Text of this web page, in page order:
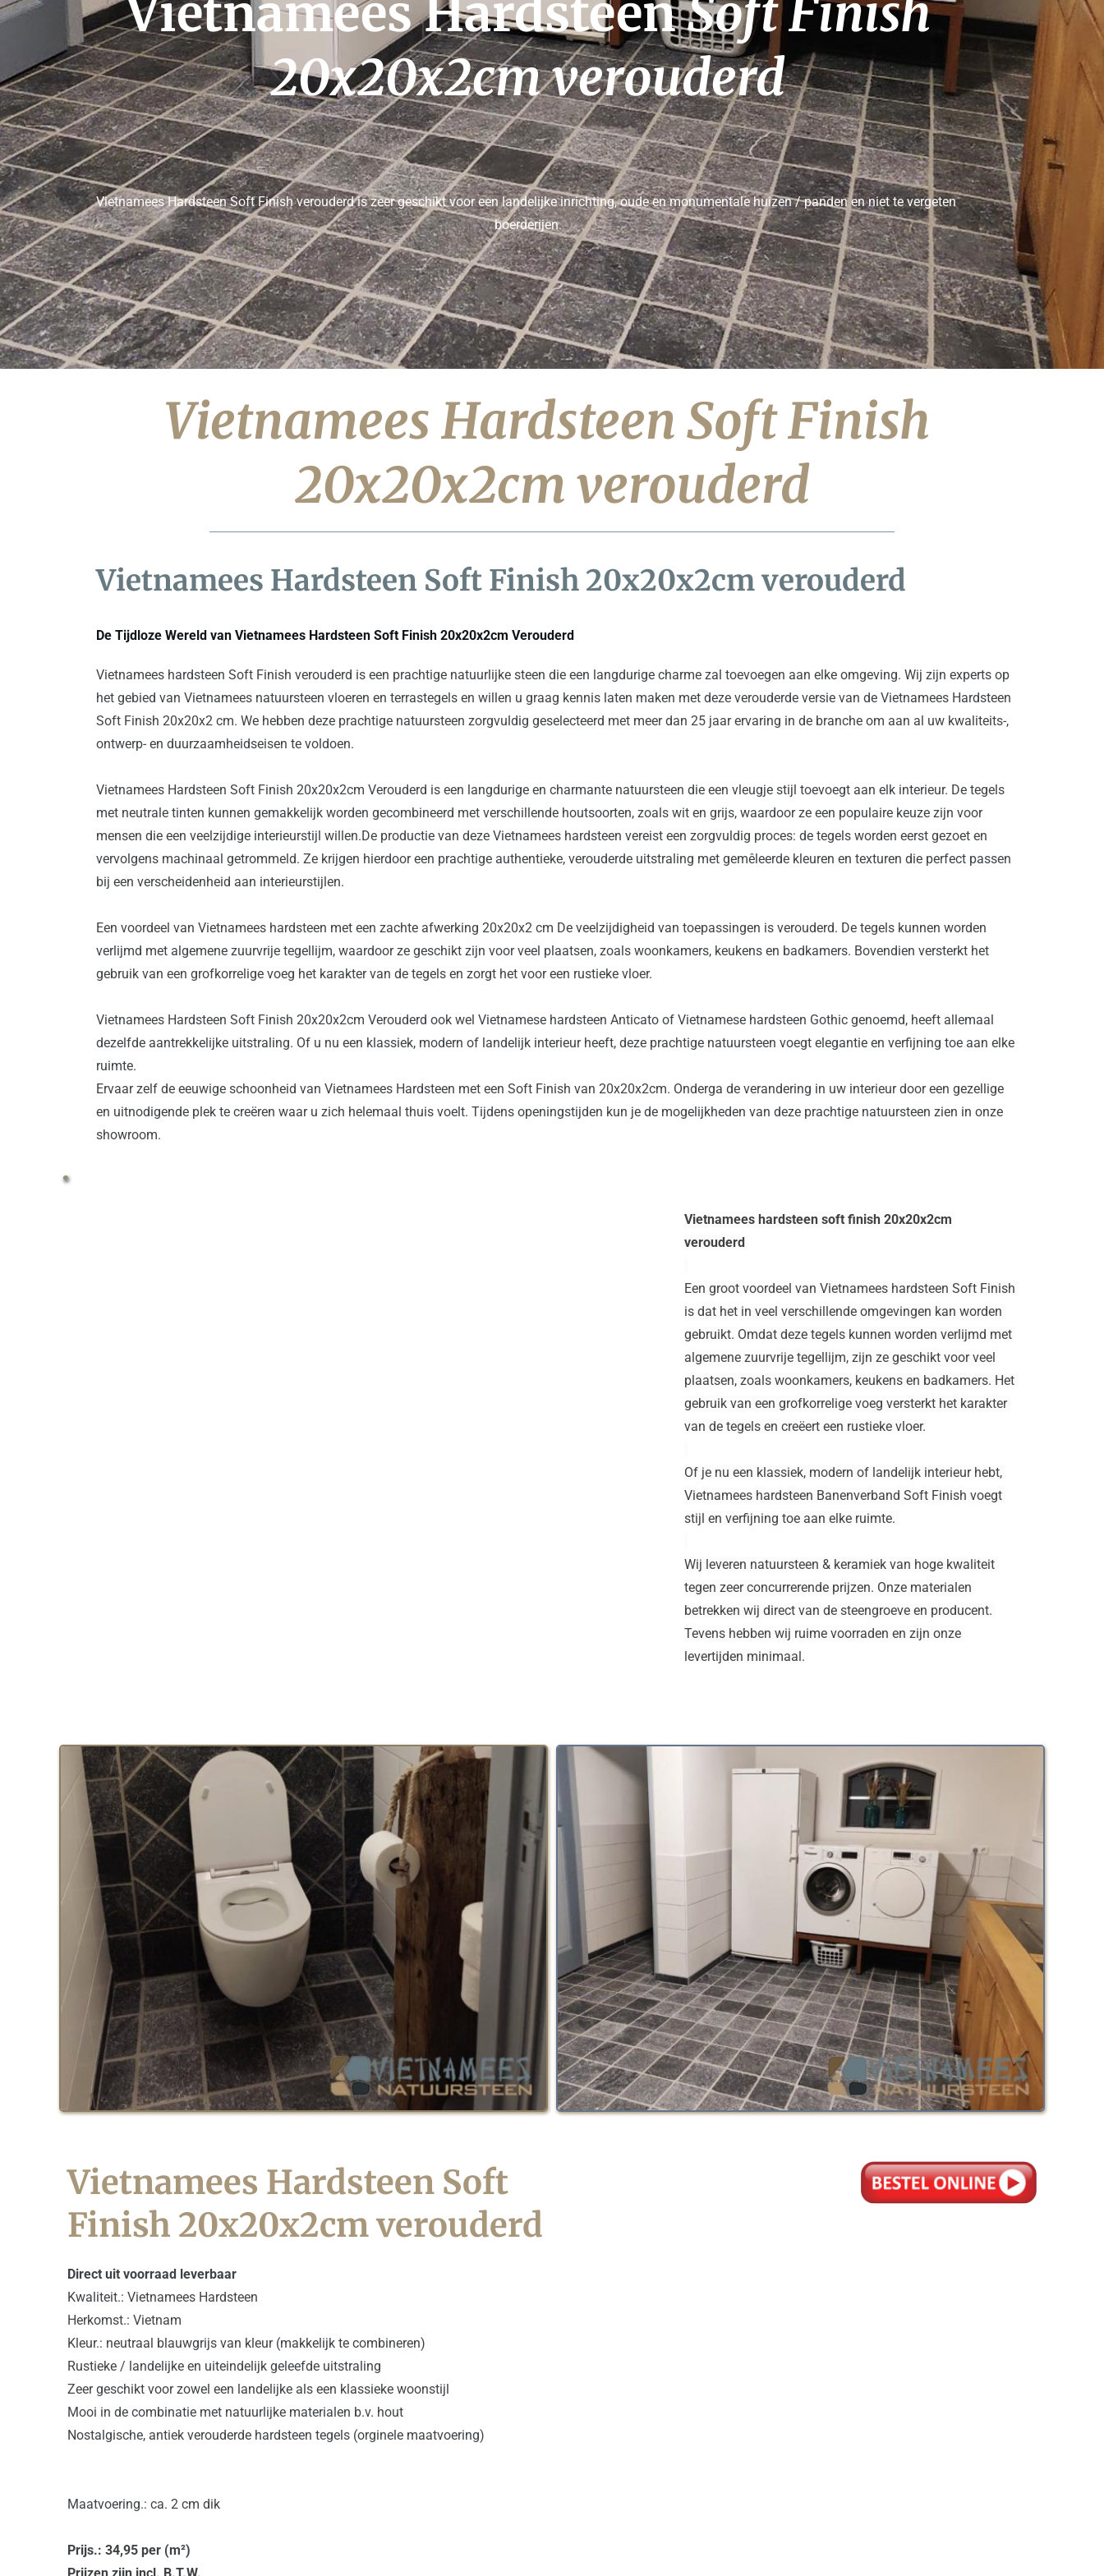
Vietnamees Hardsteen Soft Finish
20x20x2cm verouderd
Vietnamees Hardsteen Soft Finish verouderd is zeer geschikt voor een landelijke inrichting, oude en monumentale huizen / panden en niet te vergeten
boerderijen.
Vietnamees Hardsteen Soft Finish
20x20x2cm verouderd
Vietnamees Hardsteen Soft Finish 20x20x2cm verouderd
De Tijdloze Wereld van Vietnamees Hardsteen Soft Finish 20x20x2cm Verouderd
Vietnamees hardsteen Soft Finish verouderd is een prachtige natuurlijke steen die een langdurige charme zal toevoegen aan elke omgeving. Wij zijn experts op
het gebied van Vietnamees natuursteen vloeren en terrastegels en willen u graag kennis laten maken met deze verouderde versie van de Vietnamees Hardsteen
Soft Finish 20x20x2 cm. We hebben deze prachtige natuursteen zorgvuldig geselecteerd met meer dan 25 jaar ervaring in de branche om aan al uw kwaliteits-,
ontwerp- en duurzaamheidseisen te voldoen.
Vietnamees Hardsteen Soft Finish 20x20x2cm Verouderd is een langdurige en charmante natuursteen die een vleugje stijl toevoegt aan elk interieur. De tegels
met neutrale tinten kunnen gemakkelijk worden gecombineerd met verschillende houtsoorten, zoals wit en grijs, waardoor ze een populaire keuze zijn voor
mensen die een veelzijdige interieurstijl willen.De productie van deze Vietnamees hardsteen vereist een zorgvuldig proces: de tegels worden eerst gezoet en
vervolgens machinaal getrommeld. Ze krijgen hierdoor een prachtige authentieke, verouderde uitstraling met gemêleerde kleuren en texturen die perfect passen
bij een verscheidenheid aan interieurstijlen.
Een voordeel van Vietnamees hardsteen met een zachte afwerking 20x20x2 cm De veelzijdigheid van toepassingen is verouderd. De tegels kunnen worden
verlijmd met algemene zuurvrije tegellijm, waardoor ze geschikt zijn voor veel plaatsen, zoals woonkamers, keukens en badkamers. Bovendien versterkt het
gebruik van een grofkorrelige voeg het karakter van de tegels en zorgt het voor een rustieke vloer.
Vietnamees Hardsteen Soft Finish 20x20x2cm Verouderd ook wel Vietnamese hardsteen Anticato of Vietnamese hardsteen Gothic genoemd, heeft allemaal
dezelfde aantrekkelijke uitstraling. Of u nu een klassiek, modern of landelijk interieur heeft, deze prachtige natuursteen voegt elegantie en verfijning toe aan elke
ruimte.
Ervaar zelf de eeuwige schoonheid van Vietnamees Hardsteen met een Soft Finish van 20x20x2cm. Onderga de verandering in uw interieur door een gezellige
en uitnodigende plek te creëren waar u zich helemaal thuis voelt. Tijdens openingstijden kun je de mogelijkheden van deze prachtige natuursteen zien in onze
showroom.
Vietnamees hardsteen soft finish 20x20x2cm
verouderd
Een groot voordeel van Vietnamees hardsteen Soft Finish
is dat het in veel verschillende omgevingen kan worden
gebruikt. Omdat deze tegels kunnen worden verlijmd met
algemene zuurvrije tegellijm, zijn ze geschikt voor veel
plaatsen, zoals woonkamers, keukens en badkamers. Het
gebruik van een grofkorrelige voeg versterkt het karakter
van de tegels en creëert een rustieke vloer.
Of je nu een klassiek, modern of landelijk interieur hebt,
Vietnamees hardsteen Banenverband Soft Finish voegt
stijl en verfijning toe aan elke ruimte.
Wij leveren natuursteen & keramiek van hoge kwaliteit
tegen zeer concurrerende prijzen. Onze materialen
betrekken wij direct van de steengroeve en producent.
Tevens hebben wij ruime voorraden en zijn onze
levertijden minimaal.
Vietnamees Hardsteen Soft
Finish 20x20x2cm verouderd
Direct uit voorraad leverbaar
Kwaliteit.: Vietnamees Hardsteen
Herkomst.: Vietnam
Kleur.: neutraal blauwgrijs van kleur (makkelijk te combineren)
Rustieke / landelijke en uiteindelijk geleefde uitstraling
Zeer geschikt voor zowel een landelijke als een klassieke woonstijl
Mooi in de combinatie met natuurlijke materialen b.v. hout
Nostalgische, antiek verouderde hardsteen tegels (orginele maatvoering)
Maatvoering.: ca. 2 cm dik
Prijs.: 34,95 per (m²)